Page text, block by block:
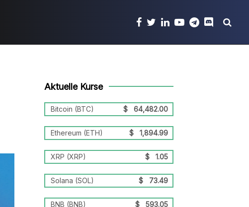
Aktuelle Kurse
Bitcoin (BTC) $ 64,482.00
Ethereum (ETH) $ 1,894.99
XRP (XRP) $ 1.05
Solana (SOL) $ 73.49
BNB (BNB) $ 593.05